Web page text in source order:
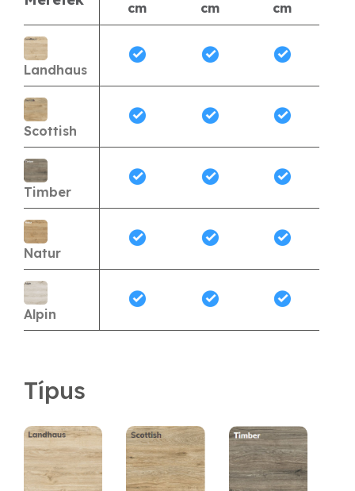
cm
cm
cm
Landhaus
Scottish
Timber
Natur
Alpin
Típus